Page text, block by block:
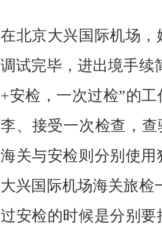
在北京大兴国际机场
调试完毕，进出境手续
+安检，一次过检”的
李、接受一次检查，
海关与安检则分别使
大兴国际机场海关旅检
过安检的时候是分别